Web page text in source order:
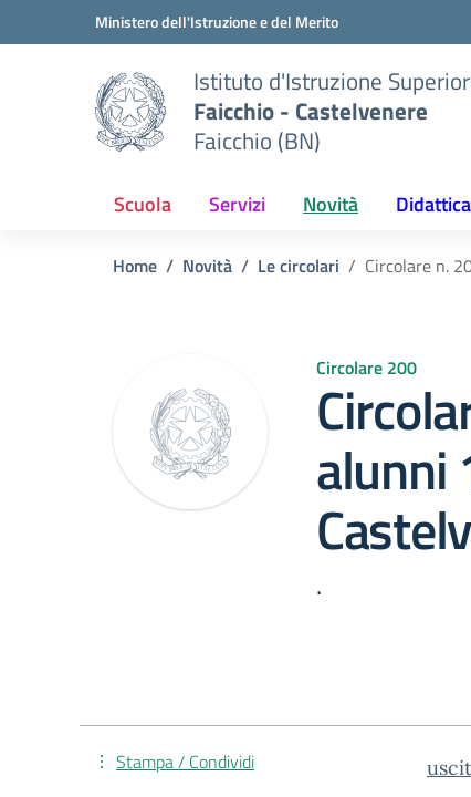
Vai ai contenuti
Vai al menu di navigazioneMinistero dell'Istruzione e del Merito
Istituto d'Istruzione
Faicchio - Castelvenere
Faicchio (BN)
Scuola Servizi Novità Didattica
Home Novità Le circolari Circolare n.
Circolare 200
alunni
.
Stampa / Condividi